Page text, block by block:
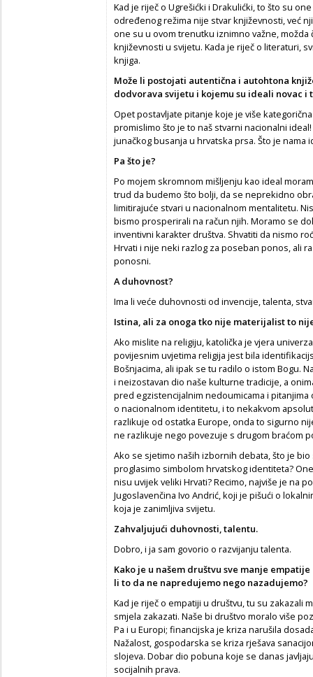
Kad je riječ o Ugrešićki i Drakulićki, to što su
određenog režima nije stvar književnosti, već
one su u ovom trenutku iznimno važne,
književnosti u svijetu. Kada je riječ o literaturi,
knjiga.
Može li postojati autentična i autohtona
dodvorava svijetu i kojemu su ideali novac i
Opet postavljate pitanje koje je više
promislimo što je to naš stvarni nacionalni
junačkog busanja u hrvatska prsa. Što je nama
Pa što je?
Po mojem skromnom mišljenju kao ideal
trud da budemo što bolji, da se neprekidno
limitirajuće stvari u nacionalnom mentalitetu.
bismo prosperirali na račun njih. Moramo se
inventivni karakter društva. Shvatiti da nismo
Hrvati i nije neki razlog za poseban ponos, ali
ponosni.
A duhovnost?
Ima li veće duhovnosti od invencije, talenta,
Istina, ali za onoga tko nije materijalist to
Ako mislite na religiju, katolička je vjera
povijesnim uvjetima religija jest bila
Bošnjacima, ali ipak se tu radilo o istom Bogu.
i neizostavan dio naše kulturne tradicije, a
pred egzistencijalnim nedoumicama i
o nacionalnom identitetu, i to nekakvom
razlikuje od ostatka Europe, onda to sigurno
ne razlikuje nego povezuje s drugom braćom
Ako se sjetimo naših izbornih debata, što je
proglasimo simbolom hrvatskog identiteta?
nisu uvijek veliki Hrvati? Recimo, najviše je na
Jugoslavenčina Ivo Andrić, koji je pišući o
koja je zanimljiva svijetu.
Zahvaljujući duhovnosti, talentu.
Dobro, i ja sam govorio o razvijanju talenta.
Kako je u našem društvu sve manje
li to da ne napredujemo nego nazadujemo?
Kad je riječ o empatiji u društvu, tu su zakazali
smjela zakazati. Naše bi društvo moralo više
Pa i u Europi; financijska je kriza narušila
Nažalost, gospodarska se kriza rješava
slojeva. Dobar dio pobuna koje se danas
socijalnih prava.